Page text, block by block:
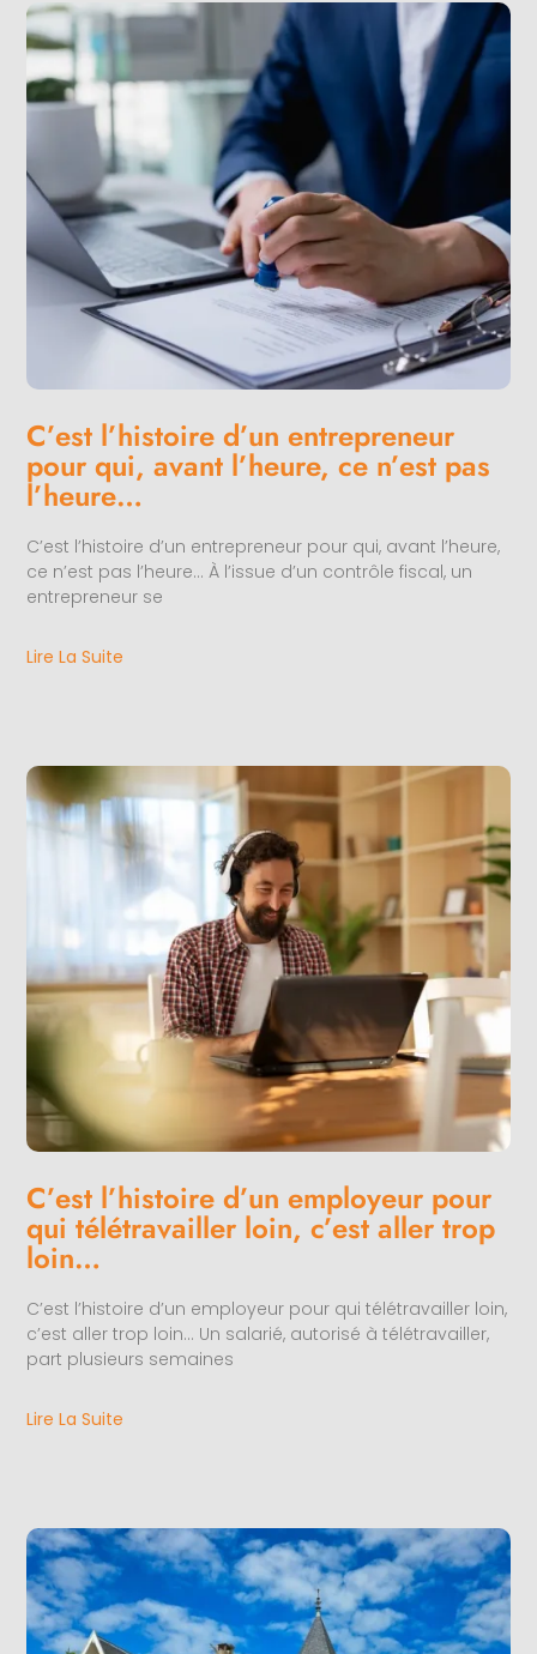
C’est l’histoire d’un entrepreneur
pour qui, avant l’heure, ce n’est pas
l’heure…
C’est l’histoire d’un entrepreneur pour qui, avant l’heure,
ce n’est pas l’heure… À l’issue d’un contrôle fiscal, un
entrepreneur se
Lire La Suite
C’est l’histoire d’un employeur pour
qui télétravailler loin, c’est aller trop
loin…
C’est l’histoire d’un employeur pour qui télétravailler loin,
c’est aller trop loin… Un salarié, autorisé à télétravailler,
part plusieurs semaines
Lire La Suite